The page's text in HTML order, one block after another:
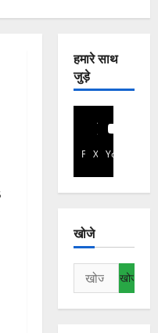
हमारे साथ
जुड़े
Facebook
X YouTube
खोजे
निम्न
को
खोजें: